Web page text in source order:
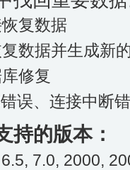
复数据
数据并生成新
修复
误、连接中断
持的版本：
7.0, 2000,